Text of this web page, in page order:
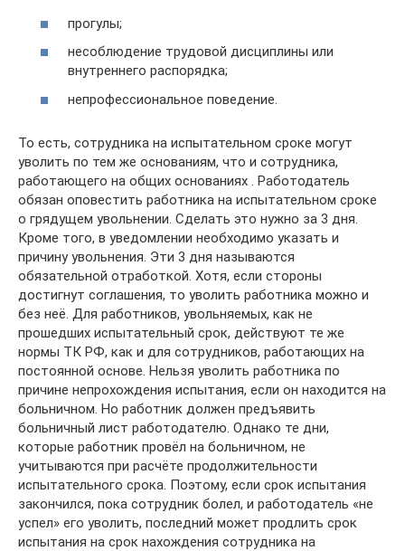
прогулы;
несоблюдение трудовой дисциплины или
внутреннего распорядка;
непрофессиональное поведение.
То есть, сотрудника на испытательном сроке могут
уволить по тем же основаниям, что и сотрудника,
работающего на общих основаниях . Работодатель
обязан оповестить работника на испытательном сроке
о грядущем увольнении. Сделать это нужно за 3 дня.
Кроме того, в уведомлении необходимо указать и
причину увольнения. Эти 3 дня называются
обязательной отработкой. Хотя, если стороны
достигнут соглашения, то уволить работника можно и
без неё. Для работников, увольняемых, как не
прошедших испытательный срок, действуют те же
нормы ТК РФ, как и для сотрудников, работающих на
постоянной основе. Нельзя уволить работника по
причине непрохождения испытания, если он находится на
больничном. Но работник должен предъявить
больничный лист работодателю. Однако те дни,
которые работник провёл на больничном, не
учитываются при расчёте продолжительности
испытательного срока. Поэтому, если срок испытания
закончился, пока сотрудник болел, и работодатель «не
успел» его уволить, последний может продлить срок
испытания на срок нахождения сотрудника на